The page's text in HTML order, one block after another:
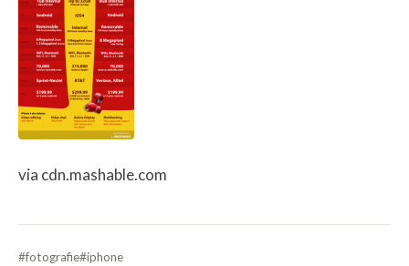
via cdn.mashable.com
#fotografie#iphone